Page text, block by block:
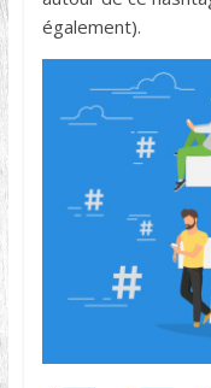
également).